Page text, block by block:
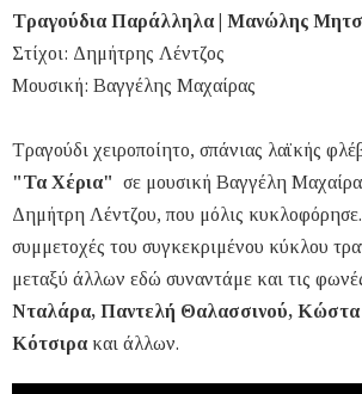
Τραγούδια Παράλληλα | Μανώλης
Στίχοι: Δημήτρης Λέντζος
Μουσική: Βαγγέλης Μαχαίρας
Τραγούδι χειροποίητο, σπάνιας λαϊκής
"Τα Χέρια" σε μουσική Βαγγέλη Μαχαίρα
Δημήτρη Λέντζου, που μόλις
συμμετοχές του συγκεκριμένου κύκλου
μεταξύ άλλων εδώ συναντάμε και τις
Νταλάρα, Παντελή Θαλασσινού, Κώστα
Κότσιρα και άλλων.